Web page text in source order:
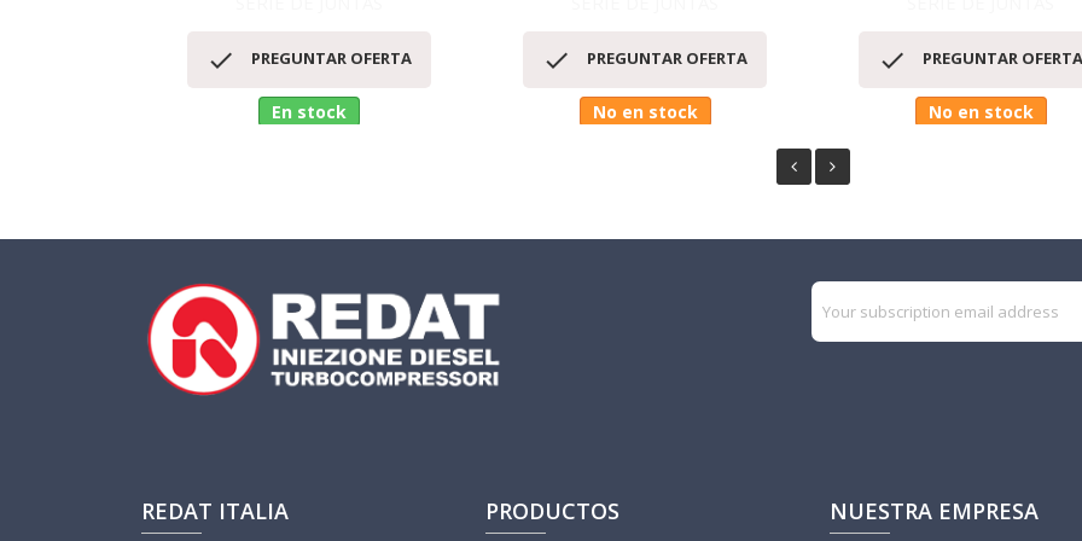
Vista rápida
 PREGUNTAR OFERTA
En stock
Vista rápida
 PREGUNTAR OFERTA
No en stock
Vista rápida
 PREGUNTAR OFERTA
No en stock
REDAT ITALIA PRODUCTOS NUESTRA EMPRESA